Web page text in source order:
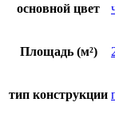
основной цвет
Площадь (м²)
тип конструкции